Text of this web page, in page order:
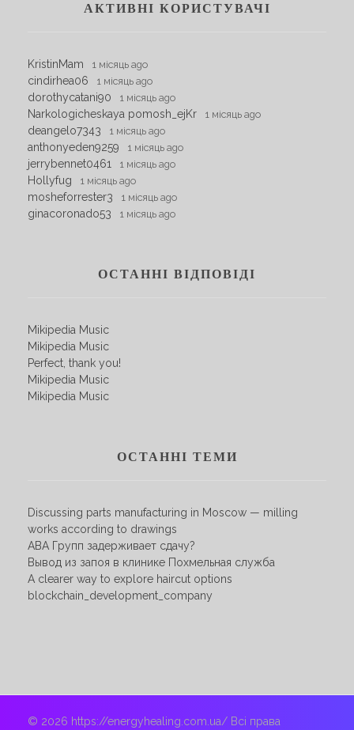
АКТИВНІ КОРИСТУВАЧІ
KristinMam 1 місяць ago
cindirhea06 1 місяць ago
dorothycatani90 1 місяць ago
Narkologicheskaya pomosh_ejKr 1 місяць ago
deangelo7343 1 місяць ago
anthonyeden9259 1 місяць ago
jerrybennet0461 1 місяць ago
Hollyfug 1 місяць ago
mosheforrester3 1 місяць ago
ginacoronado53 1 місяць ago
ОСТАННІ ВІДПОВІДІ
Mikipedia Music
Mikipedia Music
Perfect, thank you!
Mikipedia Music
Mikipedia Music
ОСТАННІ ТЕМИ
Discussing parts manufacturing in Moscow — milling
works according to drawings
АВА Групп задерживает сдачу?
Вывод из запоя в клинике Похмельная служба
A clearer way to explore haircut options
blockchain_development_company
© 2026 https://energyhealing.com.ua/ Всі права